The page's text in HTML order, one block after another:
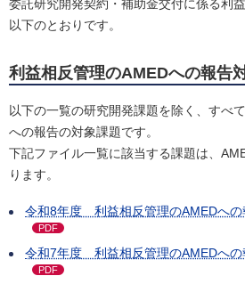
委託研究開発契約・補助金交付に係る利
以下のとおりです。
利益相反管理のAMEDへの報告
以下の一覧の研究開発課題を除く、すべ
への報告の対象課題です。
下記ファイル一覧に該当する課題は、
ります。
令和8年度 利益相反管理のAMEDへの
PDF
令和7年度 利益相反管理のAMEDへの
PDF